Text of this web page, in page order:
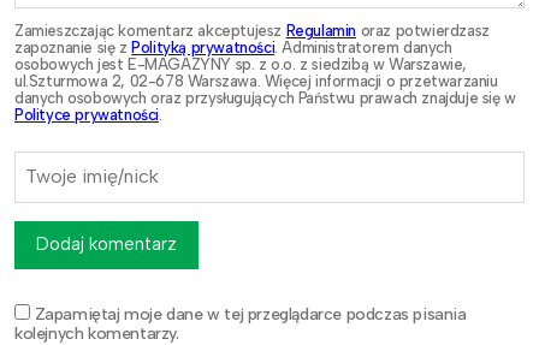
Zamieszczając komentarz akceptujesz Regulamin oraz potwierdzasz
zapoznanie się z Polityką prywatności. Administratorem danych
osobowych jest E-MAGAZYNY sp. z o.o. z siedzibą w Warszawie,
ul.Szturmowa 2, 02-678 Warszawa. Więcej informacji o przetwarzaniu
danych osobowych oraz przysługujących Państwu prawach znajduje się w
Polityce prywatności.
Zapamiętaj moje dane w tej przeglądarce podczas pisania
kolejnych komentarzy.
Dodaj komentarz